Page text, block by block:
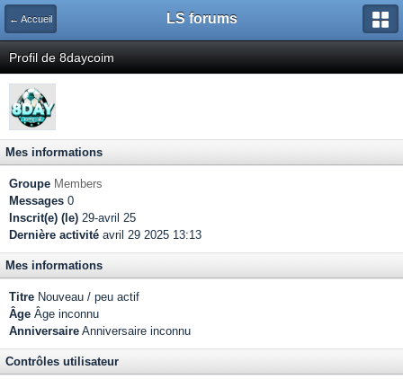
← Accueil LS forums
Profil de 8daycoim
Mes informations
Groupe Members
Messages 0
Inscrit(e) (le) 29-avril 25
Dernière activité avril 29 2025 13:13
Mes informations
Titre Nouveau / peu actif
Âge Âge inconnu
Anniversaire Anniversaire inconnu
Contrôles utilisateur